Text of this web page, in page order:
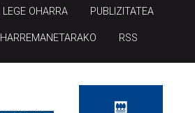
LEGE OHARRA PUBLIZITATEA
HARREMANETARAKO RSS